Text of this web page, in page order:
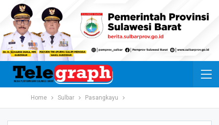
Home Sulbar Pasangkayu